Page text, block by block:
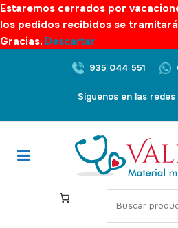
Estaremos cerrados por
los pedidos recibidos se
Gracias. Descartar
935 044 551
Síguenos en las redes
S
e